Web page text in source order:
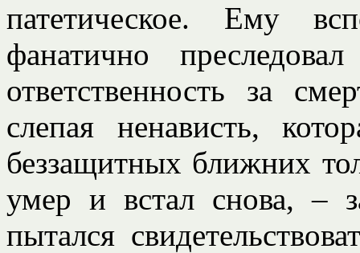
патетическое. Ему
фанатично
ответственность за
слепая ненависть,
беззащитных ближних
умер и встал снова, –
пытался